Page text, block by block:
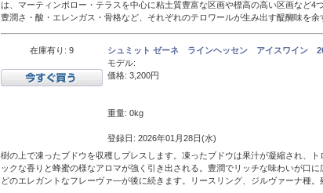
は、マーティンボロー・テラスを中心に粘土質豊富な区画や標高の高い区画など4
豊潤さ・酸・エレンガス・骨格など、それぞれのテロワールが生み出す醍醐味を余
在庫有り: 9
シュミット ゼーネ ラインヘッセン アイスワイン
モデル:
価格: 3,200円
重量: 0kg
登録日: 2026年01月28日(水)
樹の上で凍ったブドウを収穫しプレスします。凍ったブドウは果汁が凝縮され、
ックな香りと蜂蜜の様なアロマが強く引き出される。豊潤でリッチな味わいが口
どのエレガントなフレーヴァ―が後に続きます。リースリング、ジルヴァーナ種。